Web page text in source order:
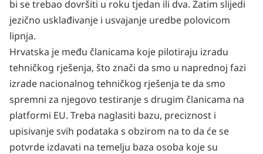
bi se trebao dovršiti u roku tjedan ili dva. Zatim slijedi
jezično usklađivanje i usvajanje uredbe polovicom
lipnja.
Hrvatska je među članicama koje pilotiraju izradu
tehničkog rješenja, što znači da smo u naprednoj fazi
izrade nacionalnog tehničkog rješenja te da smo
spremni za njegovo testiranje s drugim članicama na
platformi EU. Treba naglasiti bazu, preciznost i
upisivanje svih podataka s obzirom na to da će se
potvrde izdavati na temelju baza osoba koje su